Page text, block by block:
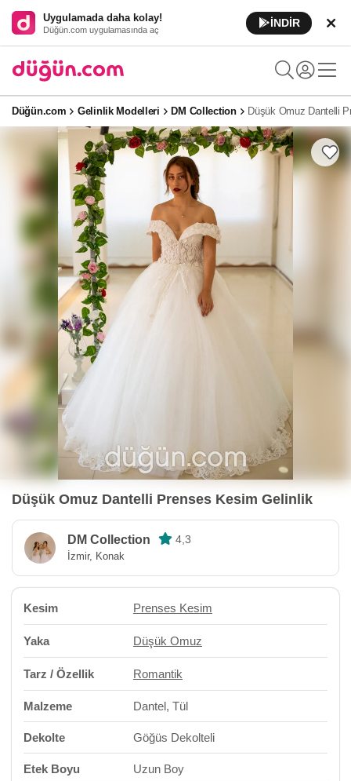
Uygulamada daha kolay!
Düğün.com uygulamasında aç
İNDİR
Düğün.com Gelinlik Modelleri DM Collection Düşük Omuz Dantelli
Düşük Omuz Dantelli Prenses Kesim Gelinlik
DM Collection 4,3
İzmir, Konak
Kesim Prenses Kesim
Yaka Düşük Omuz
Tarz / Özellik Romantik
Malzeme Dantel, Tül
Dekolte Göğüs Dekolteli
Etek Boyu Uzun Boy